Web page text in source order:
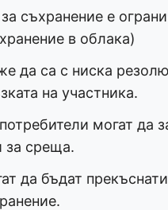
съхранение е
в облака)
да са с ниска
на участника.
могат да
за среща.
да бъдат